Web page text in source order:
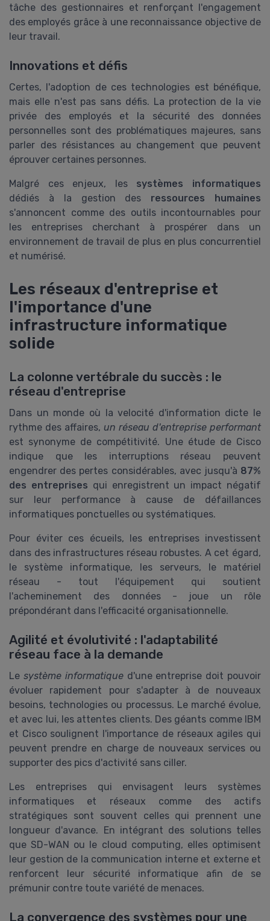
tâche des gestionnaires et renforçant l'engagement
des employés grâce à une reconnaissance objective de
leur travail.
Innovations et défis
Certes, l'adoption de ces technologies est bénéfique,
mais elle n'est pas sans défis. La protection de la vie
privée des employés et la sécurité des données
personnelles sont des problématiques majeures, sans
parler des résistances au changement que peuvent
éprouver certaines personnes.
Malgré ces enjeux, les systèmes informatiques
dédiés à la gestion des ressources humaines
s'annoncent comme des outils incontournables pour
les entreprises cherchant à prospérer dans un
environnement de travail de plus en plus concurrentiel
et numérisé.
Les réseaux d'entreprise et
l'importance d'une
infrastructure informatique
solide
La colonne vertébrale du succès : le
réseau d'entreprise
Dans un monde où la velocité d'information dicte le
rythme des affaires, un réseau d'entreprise performant
est synonyme de compétitivité. Une étude de Cisco
indique que les interruptions réseau peuvent
engendrer des pertes considérables, avec jusqu'à 87%
des entreprises qui enregistrent un impact négatif
sur leur performance à cause de défaillances
informatiques ponctuelles ou systématiques.
Pour éviter ces écueils, les entreprises investissent
dans des infrastructures réseau robustes. A cet égard,
le système informatique, les serveurs, le matériel
réseau - tout l'équipement qui soutient
l'acheminement des données - joue un rôle
prépondérant dans l'efficacité organisationnelle.
Agilité et évolutivité : l'adaptabilité
réseau face à la demande
Le système informatiqued'une entreprise doit pouvoir
évoluer rapidement pour s'adapter à de nouveaux
besoins, technologies ou processus. Le marché évolue,
et avec lui, les attentes clients. Des géants comme IBM
et Cisco soulignent l'importance de réseaux agiles qui
peuvent prendre en charge de nouveaux services ou
supporter des pics d'activité sans ciller.
Les entreprises qui envisagent leurs systèmes
informatiques et réseaux comme des actifs
stratégiques sont souvent celles qui prennent une
longueur d'avance. En intégrant des solutions telles
que SD-WAN ou le cloud computing, elles optimisent
leur gestion de la communication interne et externe et
renforcent leur sécurité informatique afin de se
prémunir contre toute variété de menaces.
La convergence des systèmes pour une